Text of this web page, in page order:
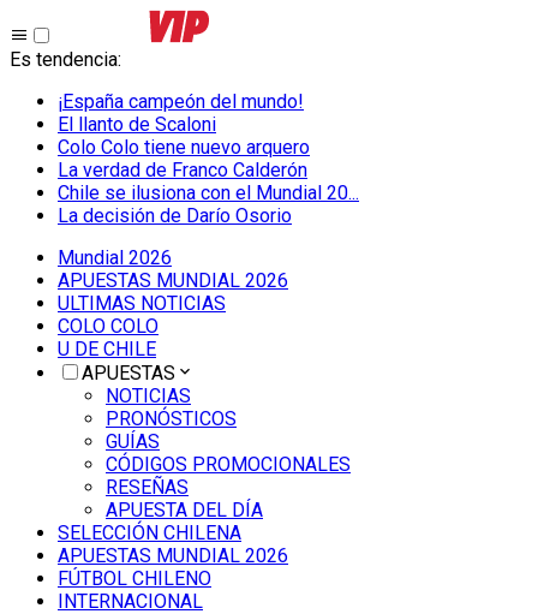
Es tendencia:
¡España campeón del mundo!
El llanto de Scaloni
Colo Colo tiene nuevo arquero
La verdad de Franco Calderón
Chile se ilusiona con el Mundial 20...
La decisión de Darío Osorio
Mundial 2026
APUESTAS MUNDIAL 2026
ULTIMAS NOTICIAS
COLO COLO
U DE CHILE
APUESTAS
NOTICIAS
PRONÓSTICOS
GUÍAS
CÓDIGOS PROMOCIONALES
RESEÑAS
APUESTA DEL DÍA
SELECCIÓN CHILENA
APUESTAS MUNDIAL 2026
FÚTBOL CHILENO
INTERNACIONAL